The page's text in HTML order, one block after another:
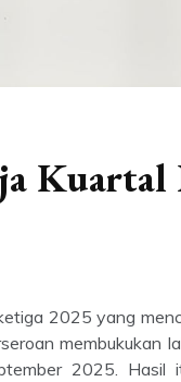
2025 yang
membukukan
2025. Hasil